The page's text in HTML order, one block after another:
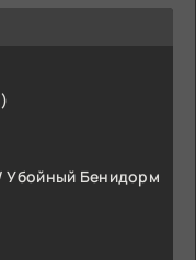
Убойный Бенидорм